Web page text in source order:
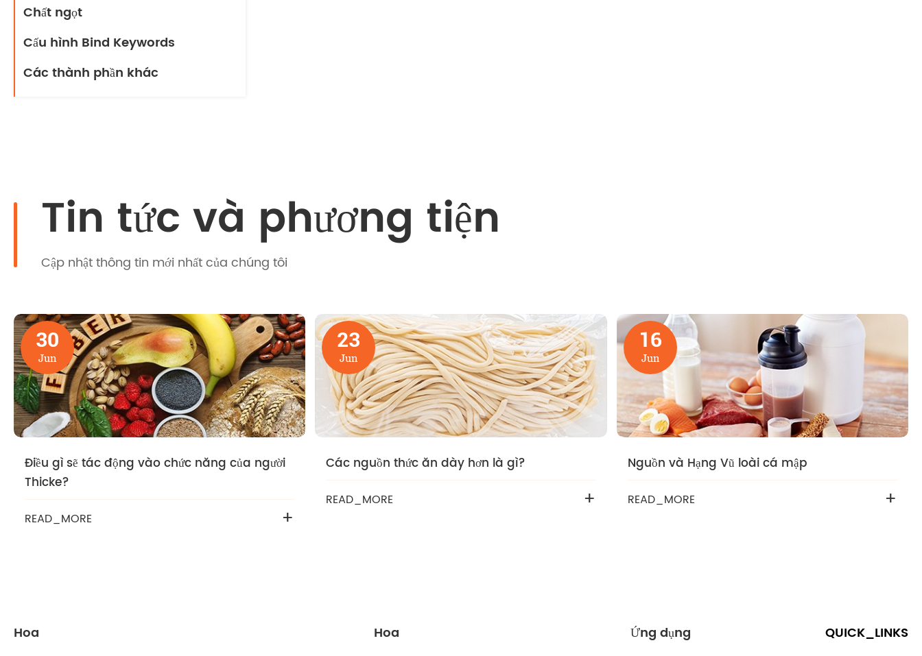
Chất ngọt
Cấu hình Bind Keywords
Các thành phần khác
Tin tức và phương tiện
Cập nhật thông tin mới nhất của chúng tôi
30
Jun
Điều gì sẽ tác động vào chức năng của người
Thicke?
READ_MORE +
23
Jun
Các nguồn thức ăn dày hơn là gì?
READ_MORE +
16
Jun
Nguồn và Hạng Vũ loài cá mập
READ_MORE +
Hoa Hoa Ứng dụng QUICK_LINKS